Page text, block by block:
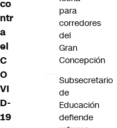
co
ntr
a
el
C
O
VI
D-
19
para
corredores
del
Gran
Concepción
Subsecretario
de
Educación
defiende